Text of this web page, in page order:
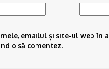
emailul și site-ul web în
o să comentez.